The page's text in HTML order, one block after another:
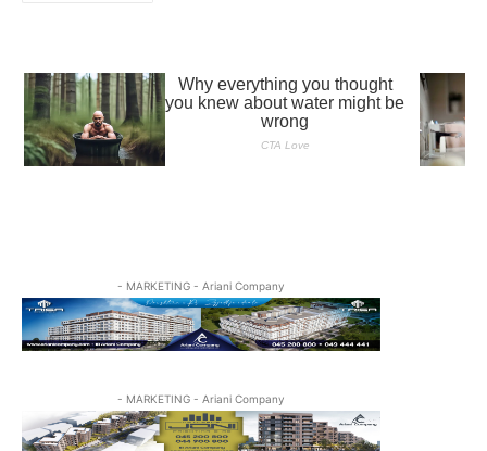
- MARKETING - Ariani Company
- MARKETING - Ariani Company